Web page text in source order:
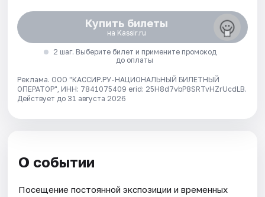
Купить билеты
на Kassir.ru
2 шаг. Выберите билет и примените промокод
до оплаты
Реклама. ООО "КАССИР.РУ-НАЦИОНАЛЬНЫЙ БИЛЕТНЫЙ
ОПЕРАТОР", ИНН: 7841075409 erid: 25H8d7vbP8SRTvHZrUcdLB.
Действует до 31 августа 2026
О событии
Посещение постоянной экспозиции и временных